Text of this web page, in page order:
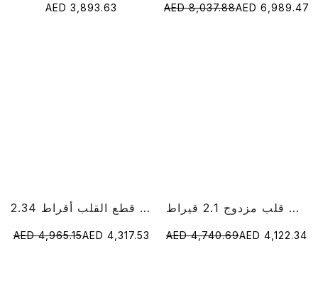
AED 3,893.63 AED 8,037.88AED 6,989.47
2.34 قيراط مختبر الماس قطع القلب أقراط
AED 4,965.15AED 4,317.53
خاتم الماس على شكل قلب مزدوج 2.1 قيراط
AED 4,740.69AED 4,122.34